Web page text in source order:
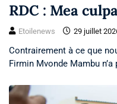
RDC : Mea
Etoilenews 29 juillet
Contrairement à ce que
Firmin Mvonde Mambu